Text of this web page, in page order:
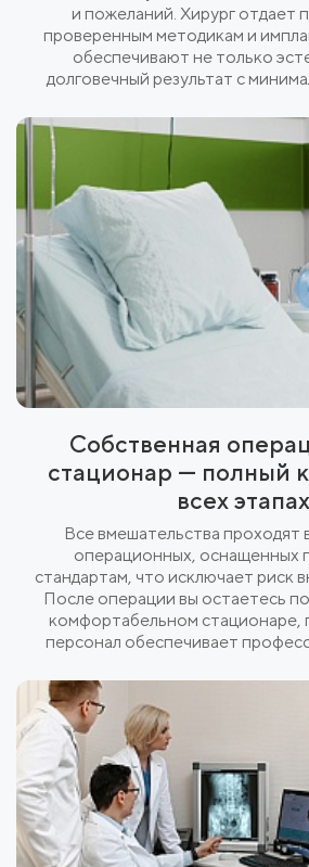
и пожеланий. Хирург отдает
проверенным методикам и
обеспечивают не только
долговечный результат с
Собственная
стационар — полный
всех этапах
Все вмешательства проходят
операционных, оснащенных
стандартам, что исключает риск
После операции вы остаетесь
комфортабельном стационаре,
персонал обеспечивает